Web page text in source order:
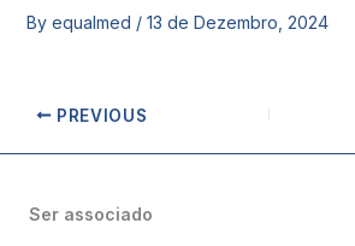
By equalmed / 13 de Dezembro, 2024
PREVIOUS
Ser associado